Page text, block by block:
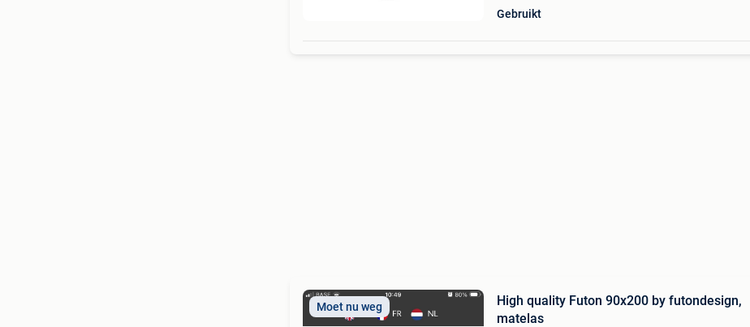
Gebruikt
Moet nu weg
High quality Futon 90x200 by futondesign,
matelas